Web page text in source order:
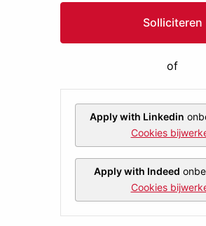
Solliciteren
of
Apply with Linkedin
Cookies
Apply with Indeed
Cookies